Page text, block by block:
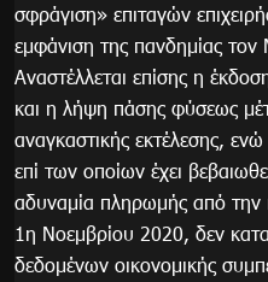
σφράγιση» επιταγών
εμφάνιση της πανδημίας
Αναστέλλεται επίσης η
και η λήψη πάσης φύσεως
αναγκαστικής εκτέλεσης,
επί των οποίων έχει
αδυναμία πληρωμής από την
1η Νοεμβρίου 2020, δεν
δεδομένων οικονομικής